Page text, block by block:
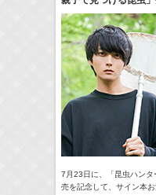
(TV) 一
19:30-19:45
(Radio)
21:00 -21:30
(Radio ) 藤
> More
7月23日に、「昆虫ハンタ
売を記念して、サイン本